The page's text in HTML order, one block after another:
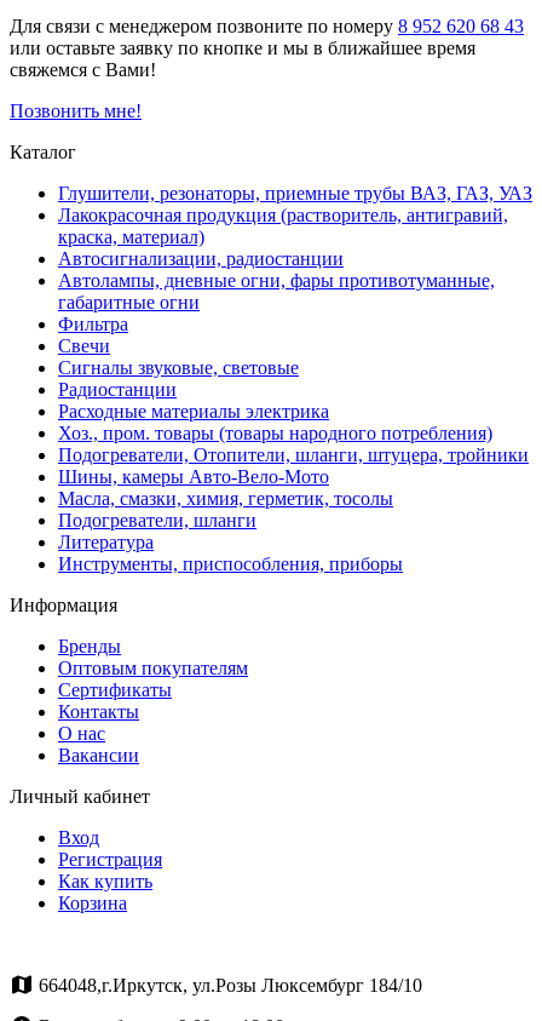
Для связи с менеджером позвоните по номеру 8 952 620 68 43
или оставьте заявку по кнопке и мы в ближайшее время
свяжемся с Вами!
Позвонить мне!
Каталог
Глушители, резонаторы, приемные трубы ВАЗ, ГАЗ, УАЗ
Лакокрасочная продукция (растворитель, антигравий,
краска, материал)
Автосигнализации, радиостанции
Автолампы, дневные огни, фары противотуманные,
габаритные огни
Фильтра
Свечи
Сигналы звуковые, световые
Радиостанции
Расходные материалы электрика
Хоз., пром. товары (товары народного потребления)
Подогреватели, Отопители, шланги, штуцера, тройники
Шины, камеры Авто-Вело-Мото
Масла, смазки, химия, герметик, тосолы
Подогреватели, шланги
Литература
Инструменты, приспособления, приборы
Информация
Бренды
Оптовым покупателям
Сертификаты
Контакты
О нас
Вакансии
Личный кабинет
Вход
Регистрация
Как купить
Корзина
664048,г.Иркутск, ул.Розы Люксембург 184/10